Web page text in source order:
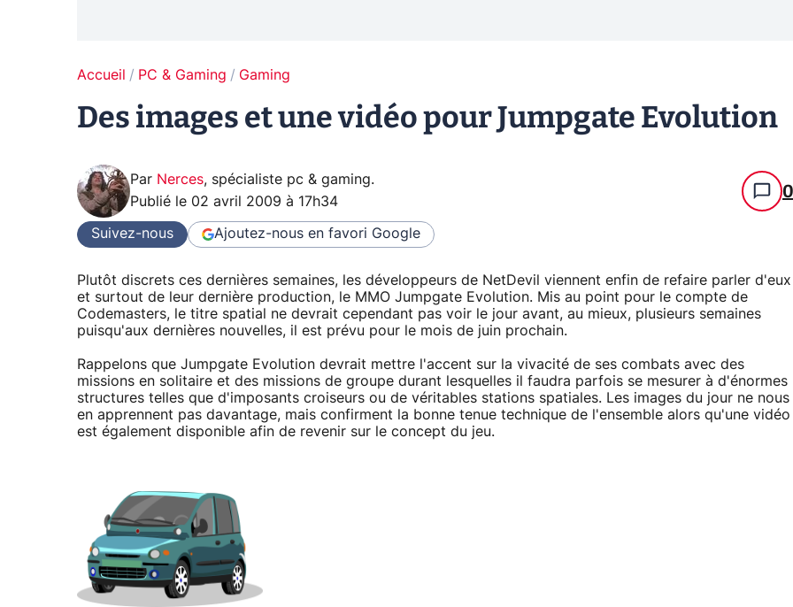
Accueil PC & Gaming Gaming
Des images et une vidéo pour Jumpgate Evolution
Par Nerces, spécialiste pc & gaming.
Publié le 02 avril 2009 à 17h34 0
Suivez-nous Ajoutez-nous en favori Google
Plutôt discrets ces dernières semaines, les développeurs de NetDevil viennent enfin de refaire parler d'eux
et surtout de leur dernière production, le MMO Jumpgate Evolution. Mis au point pour le compte de
Codemasters, le titre spatial ne devrait cependant pas voir le jour avant, au mieux, plusieurs semaines
puisqu'aux dernières nouvelles, il est prévu pour le mois de juin prochain.
Rappelons que Jumpgate Evolution devrait mettre l'accent sur la vivacité de ses combats avec des
missions en solitaire et des missions de groupe durant lesquelles il faudra parfois se mesurer à d'énormes
structures telles que d'imposants croiseurs ou de véritables stations spatiales. Les images du jour ne nous
en apprennent pas davantage, mais confirment la bonne tenue technique de l'ensemble alors qu'une vidéo
est également disponible afin de revenir sur le concept du jeu.